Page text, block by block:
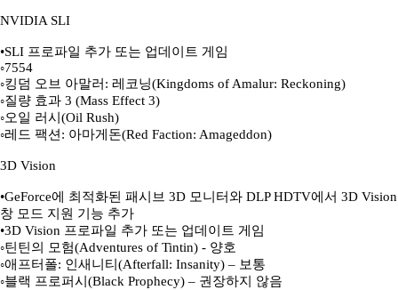
NVIDIA SLI
•SLI 프로파일 추가 또는 업데이트 게임
◦7554
◦킹덤 오브 아말러: 레코닝(Kingdoms of Amalur: Reckoning)
◦질량 효과 3 (Mass Effect 3)
◦오일 러시(Oil Rush)
◦레드 팩션: 아마게돈(Red Faction: Amageddon)
3D Vision
•GeForce에 최적화된 패시브 3D 모니터와 DLP HDTV에서 3D Vision
창 모드 지원 기능 추가
•3D Vision 프로파일 추가 또는 업데이트 게임
◦틴틴의 모험(Adventures of Tintin) - 양호
◦애프터폴: 인새니티(Afterfall: Insanity) – 보통
◦블랙 프로퍼시(Black Prophecy) – 권장하지 않음